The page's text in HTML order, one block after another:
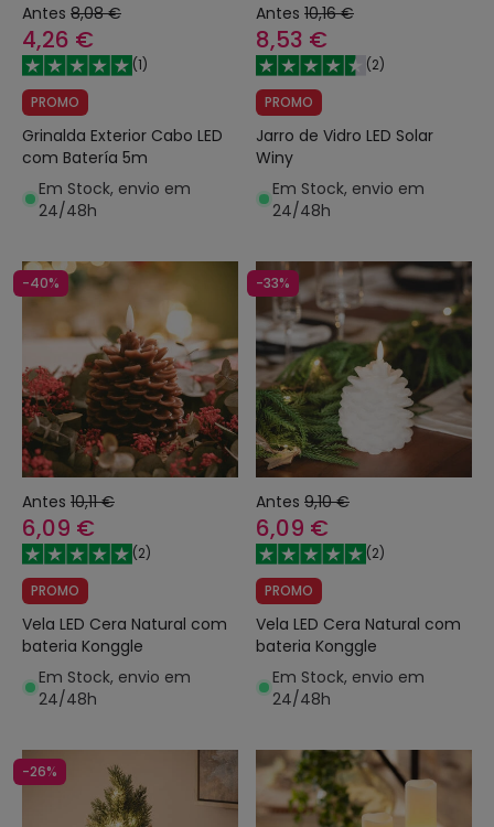
Antes 8,08 €
4,26 €
(1)
PROMO
Grinalda Exterior Cabo LED
com Batería 5m
Em Stock, envio em
24/48h
Antes 10,16 €
8,53 €
(2)
PROMO
Jarro de Vidro LED Solar
Winy
Em Stock, envio em
24/48h
-40%
Antes 10,11 €
6,09 €
(2)
PROMO
Vela LED Cera Natural com
bateria Konggle
Em Stock, envio em
24/48h
-33%
Antes 9,10 €
6,09 €
(2)
PROMO
Vela LED Cera Natural com
bateria Konggle
Em Stock, envio em
24/48h
-26%